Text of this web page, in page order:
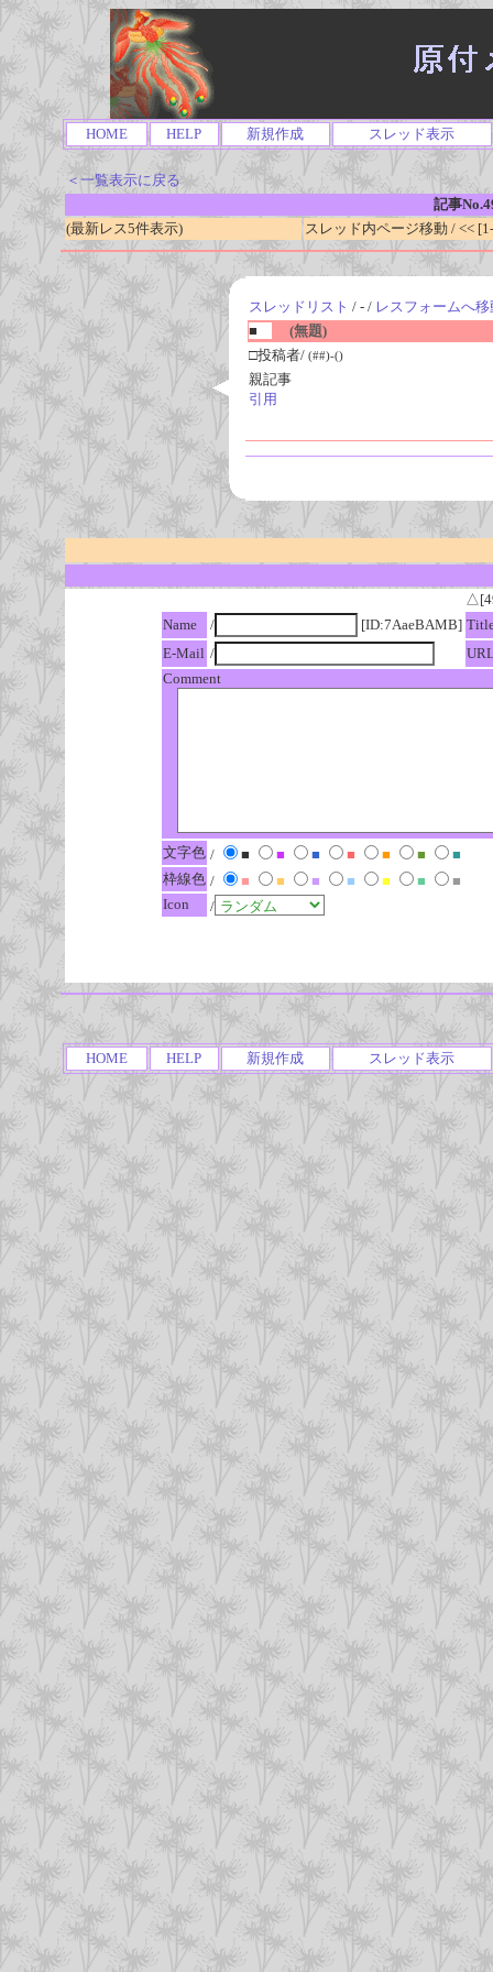
HOME HELP 新規作成 スレッド表示
＜一覧表示に戻る
記事
(最新レス5件表示)
スレッド内ページ移動 / <<
スレッドリスト / - / レスフォームへ移
■
(無題)
□投稿者/ (##)-()
親記事
引用
Name
/ [ID:7AaeBAMB]
E-Mail /
Comment
文字色 / ■ ■ ■ ■ ■ ■
■
枠線色 / ■ ■ ■ ■ ■ ■
■
Icon
/
HOME HELP 新規作成 スレッド表示